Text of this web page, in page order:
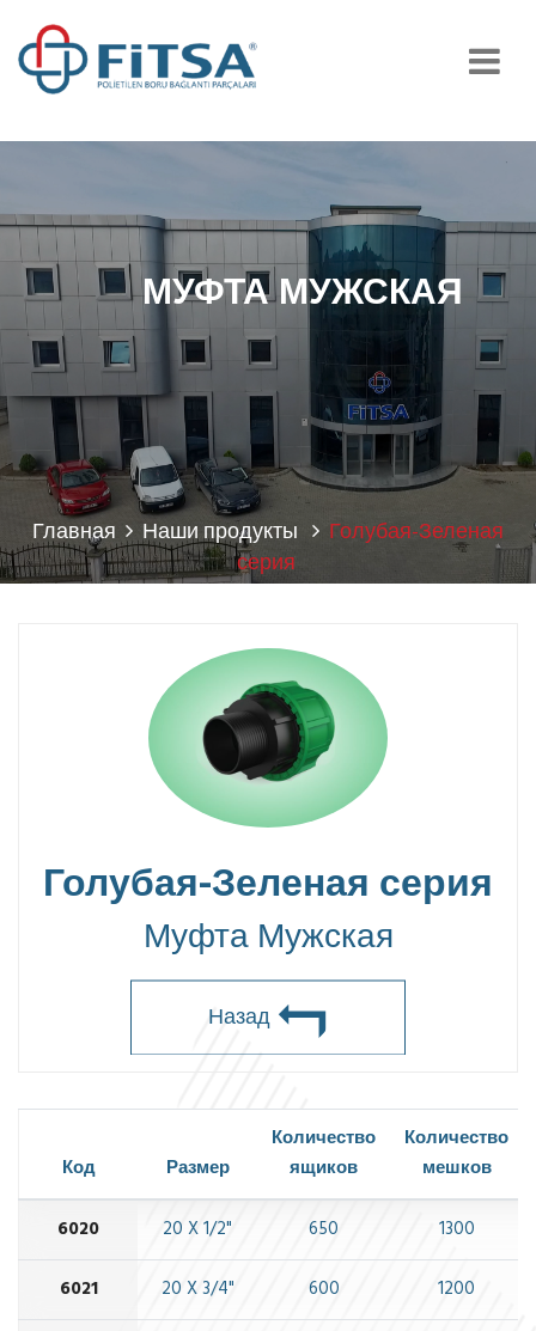
МУФТА МУЖСКАЯ
Главная Наши продукты
Голубая-Зеленая
серия
Голубая-Зеленая серия
Муфта Мужская
Назад
Код Размер
Количество
ящиков
Количество
мешков
6020 20 X 1/2" 650 1300
6021 20 X 3/4" 600 1200